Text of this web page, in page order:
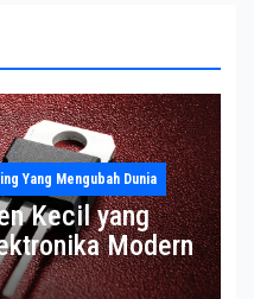
Yang Mengubah Dunia
Kecil yang
Modern